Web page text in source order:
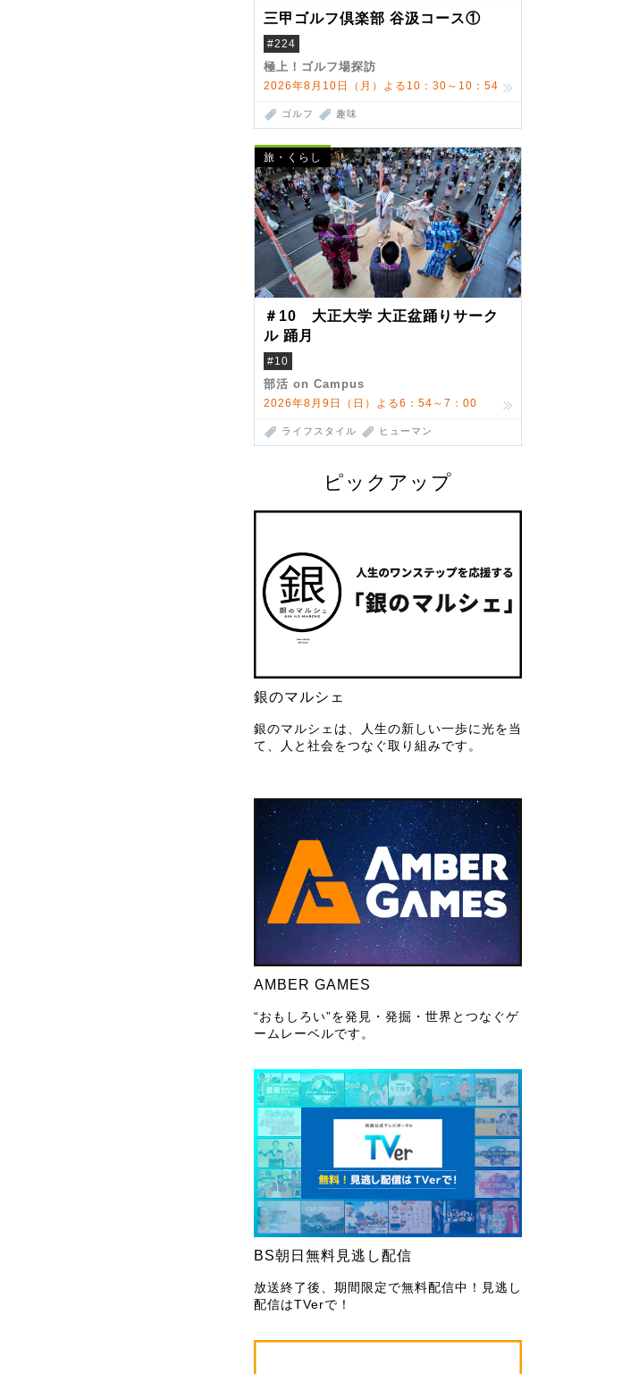
三甲ゴルフ倶楽部 谷汲コース①
#224
極上！ゴルフ場探訪
2026年8月10日（月）よる10：30～10：54
ゴルフ 趣味
旅・くらし
＃10 大正大学 大正盆踊りサーク
ル 踊月
#10
部活 on Campus
2026年8月9日（日）よる6：54～7：00
ライフスタイル ヒューマン
ピックアップ
銀のマルシェ
銀のマルシェは、人生の新しい一歩に光を当
て、人と社会をつなぐ取り組みです。
AMBER GAMES
“おもしろい”を発見・発掘・世界とつなぐゲ
ームレーベルです。
BS朝日無料見逃し配信
放送終了後、期間限定で無料配信中！見逃し
配信はTVerで！